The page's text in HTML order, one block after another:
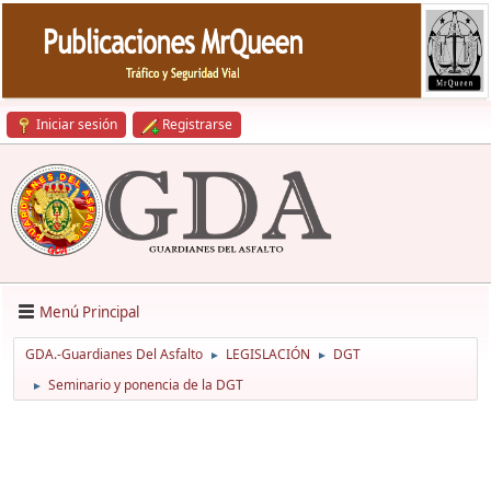
Iniciar sesión Registrarse
Menú Principal
GDA.-Guardianes Del Asfalto ► LEGISLACIÓN ► DGT
► Seminario y ponencia de la DGT